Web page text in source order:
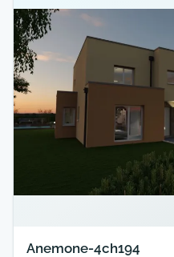
Anemone-4ch194